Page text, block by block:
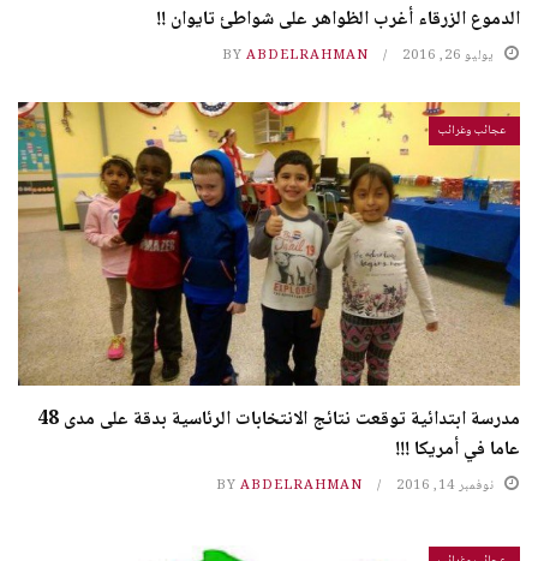
الدموع الزرقاء أغرب الظواهر على شواطئ تايوان !!
يوليو 26, 2016 BY ABDELRAHMAN
عجائب وغرائب
مدرسة ابتدائية توقعت نتائج الانتخابات الرئاسية بدقة على مدى 48
عاما في أمريكا !!!
نوفمبر 14, 2016 BY ABDELRAHMAN